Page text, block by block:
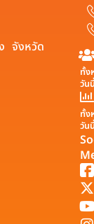
จังหวัด
ทั้ง
วัน
ทั้ง
วัน